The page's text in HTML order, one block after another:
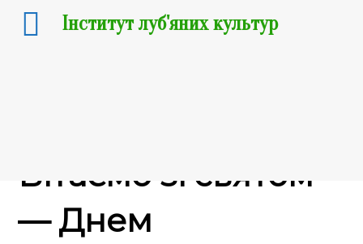
Вітаємо зі святом
— Днем
Інститут луб'яних культур